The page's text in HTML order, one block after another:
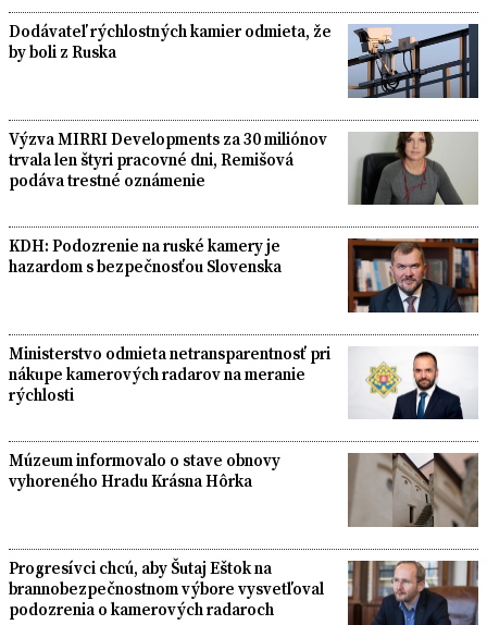
Dodávateľ rýchlostných kamier odmieta, že
by boli z Ruska
Výzva MIRRI Developments za 30 miliónov
trvala len štyri pracovné dni, Remišová
podáva trestné oznámenie
KDH: Podozrenie na ruské kamery je
hazardom s bezpečnosťou Slovenska
Ministerstvo odmieta netransparentnosť pri
nákupe kamerových radarov na meranie
rýchlosti
Múzeum informovalo o stave obnovy
vyhoreného Hradu Krásna Hôrka
Progresívci chcú, aby Šutaj Eštok na
brannobezpečnostnom výbore vysvetľoval
podozrenia o kamerových radaroch